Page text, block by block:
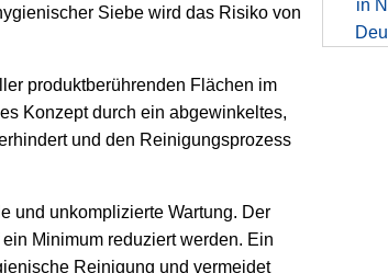
Siebe wird das Risiko von
produktberührenden Flächen im
Konzept durch ein abgewinkeltes,
und den Reinigungsprozess
und unkomplizierte Wartung. Der
Minimum reduziert werden. Ein
Reinigung und vermeidet